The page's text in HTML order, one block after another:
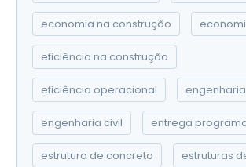
economia na construção
eficiência na construção
eficiência operacional engenharia
engenharia civil entrega
estrutura de concreto estruturas